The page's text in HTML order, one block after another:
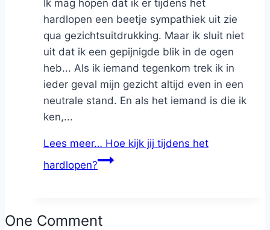
Ik mag hopen dat ik er tijdens het
hardlopen een beetje sympathiek uit zie
qua gezichtsuitdrukking. Maar ik sluit niet
uit dat ik een gepijnigde blik in de ogen
heb... Als ik iemand tegenkom trek ik in
ieder geval mijn gezicht altijd even in een
neutrale stand. En als het iemand is die ik
ken,...
Lees meer… Hoe kijk jij tijdens het
hardlopen?
One Comment